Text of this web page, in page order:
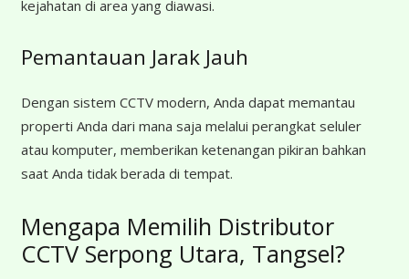
kejahatan di area yang diawasi.
Pemantauan Jarak Jauh
Dengan sistem CCTV modern, Anda dapat memantau
properti Anda dari mana saja melalui perangkat seluler
atau komputer, memberikan ketenangan pikiran bahkan
saat Anda tidak berada di tempat.
Mengapa Memilih Distributor
CCTV Serpong Utara, Tangsel?